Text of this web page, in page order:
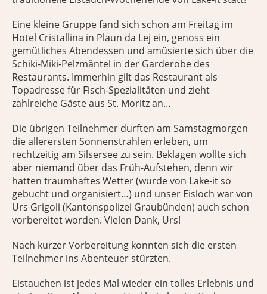
Eine kleine Gruppe fand sich schon am Freitag im
Hotel Cristallina in Plaun da Lej ein, genoss ein
gemütliches Abendessen und amüsierte sich über die
Schiki-Miki-Pelzmäntel in der Garderobe des
Restaurants. Immerhin gilt das Restaurant als
Topadresse für Fisch-Spezialitäten und zieht
zahlreiche Gäste aus St. Moritz an…
Die übrigen Teilnehmer durften am Samstagmorgen
die allerersten Sonnenstrahlen erleben, um
rechtzeitig am Silsersee zu sein. Beklagen wollte sich
aber niemand über das Früh-Aufstehen, denn wir
hatten traumhaftes Wetter (wurde von Lake-it so
gebucht und organisiert…) und unser Eisloch war von
Urs Grigoli (Kantonspolizei Graubünden) auch schon
vorbereitet worden. Vielen Dank, Urs!
Nach kurzer Vorbereitung konnten sich die ersten
Teilnehmer ins Abenteuer stürzten.
Eistauchen ist jedes Mal wieder ein tolles Erlebnis und